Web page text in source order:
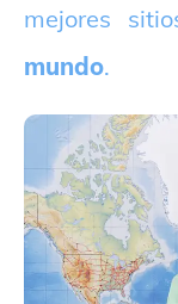
mejores
mundo.